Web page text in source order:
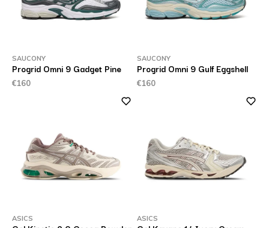
SAUCONY
Progrid Omni 9 Gadget Pine
€160
SAUCONY
Progrid Omni 9 Gulf Eggshell
€160
ASICS ASICS